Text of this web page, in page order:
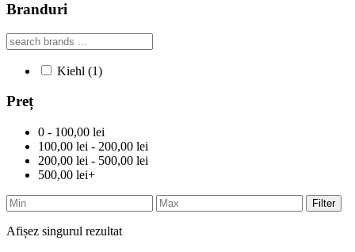
Branduri
Kiehl (1)
Preț
0 - 100,00 lei
100,00 lei - 200,00 lei
200,00 lei - 500,00 lei
500,00 lei+
Filter
Afișez singurul rezultat